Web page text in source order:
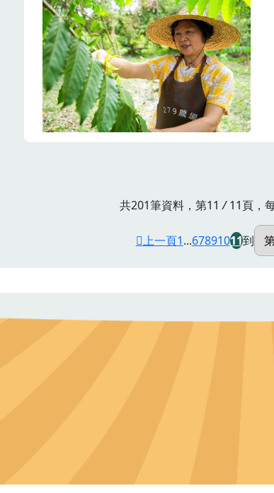
共201筆資料，第11 /11頁，
上一頁1...67891011到